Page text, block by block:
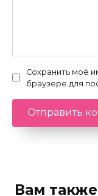
Сохранить моё
браузере для
Вам